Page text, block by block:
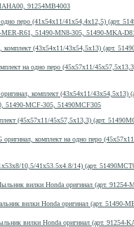
91254MB4003
MER-R61, 51490-MN8-305, 51490-MKA-
51490-MCF-305, 51490MCF305
вилки Honda оригинал (арт. 91254-
вилки Honda оригинал (арт. 51490-
вилки Honda оригинал (арт. 91254-